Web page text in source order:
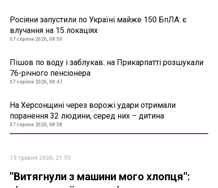
Росіяни запустили по Україні майже 150 БпЛА: є
влучання на 15 локаціях
07 серпня 2026, 08:50
Пішов по воду і заблукав: на Прикарпатті розшукали
76-річного пенсіонера
07 серпня 2026, 08:47
На Херсонщині через ворожі удари отримали
поранення 32 людини, серед них – дитина
07 серпня 2026, 08:38
15 травня 2026, 21:55
"Витягнули з машини мого хлопця":